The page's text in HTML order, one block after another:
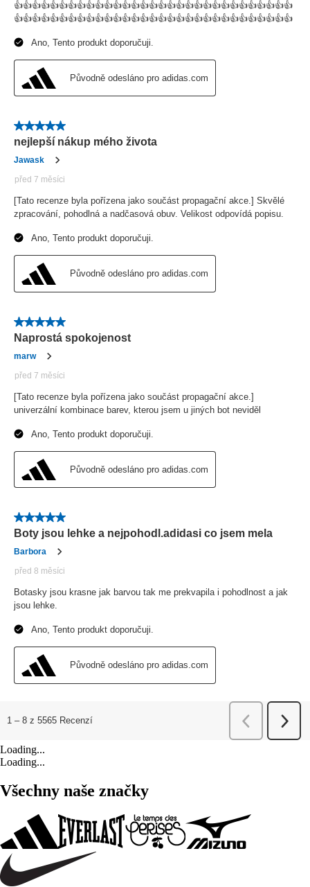
Loading...
Loading...
Všechny naše značky